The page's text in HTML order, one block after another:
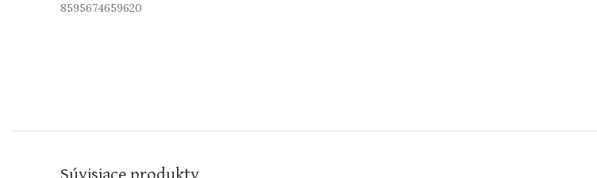
8595674659620